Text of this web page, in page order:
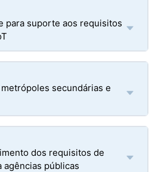
para suporte aos requisitos
secundárias e
dos requisitos de
agências públicas